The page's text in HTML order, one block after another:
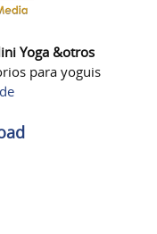
Yoga &otros
para yoguis